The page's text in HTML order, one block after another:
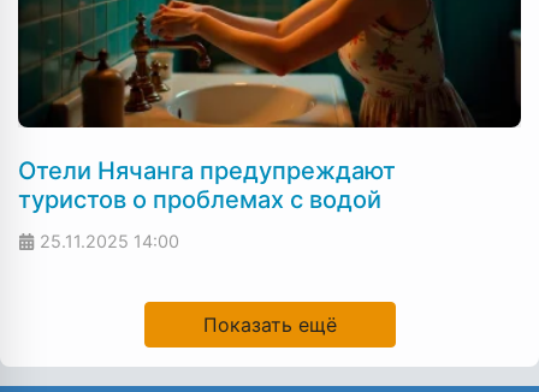
Отели Нячанга предупреждают
туристов о проблемах с водой
25.11.2025 14:00
Показать ещё